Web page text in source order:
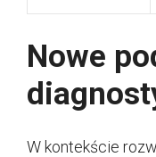
Nowe
W kontekście